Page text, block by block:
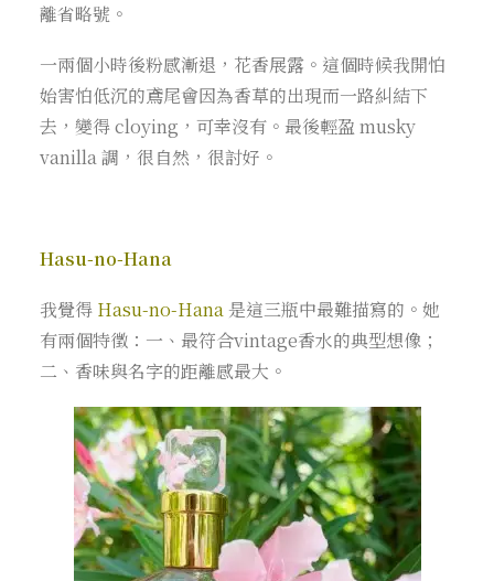
離省略號。
一兩個小時後粉感漸退，花香展露。這個時候我開怕
始害怕低沉的鳶尾會因為香草的出現而一路糾結下
去，變得 cloying，可幸沒有。最後輕盈 musky
vanilla 調，很自然，很討好。
Hasu-no-Hana
我覺得 Hasu-no-Hana是這三瓶中最難描寫的。她
有兩個特徵：一、最符合vintage香水的典型想像；
二、香味與名字的距離感最大。